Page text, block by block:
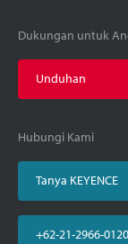
Dukungan untuk
Unduhan
Hubungi Kami
Tanya KEYENCE
+62-21-2966-0120